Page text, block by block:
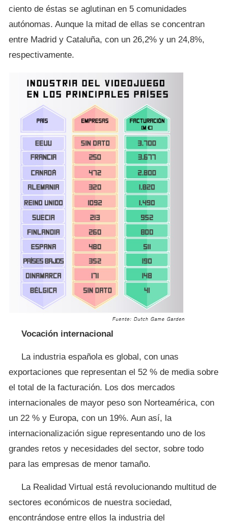
ciento de éstas se aglutinan en 5 comunidades
autónomas. Aunque la mitad de ellas se concentran
entre Madrid y Cataluña, con un 26,2% y un 24,8%,
respectivamente.
Vocación internacional
La industria española es global, con unas
exportaciones que representan el 52 % de media sobre
el total de la facturación. Los dos mercados
internacionales de mayor peso son Norteamérica, con
un 22 % y Europa, con un 19%. Aun así, la
internacionalización sigue representando uno de los
grandes retos y necesidades del sector, sobre todo
para las empresas de menor tamaño.
La Realidad Virtual está revolucionando multitud de
sectores económicos de nuestra sociedad,
encontrándose entre ellos la industria del